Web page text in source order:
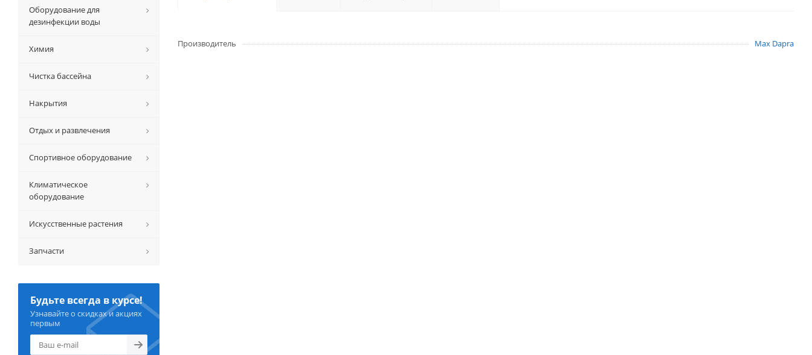
Производитель Max Dapra
Оборудование для
дезинфекции воды
Химия
Чистка бассейна
Накрытия
Отдых и развлечения
Спортивное оборудование
Климатическое
оборудование
Искусственные растения
Запчасти
Будьте всегда в курсе!
Узнавайте о скидках и акциях
первым